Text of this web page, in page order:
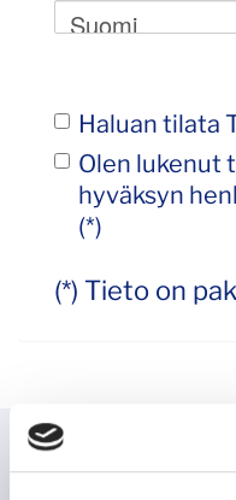
Suomi
Haluan tilata
Olen lukenut
hyväksyn
(*)
(*) Tieto on